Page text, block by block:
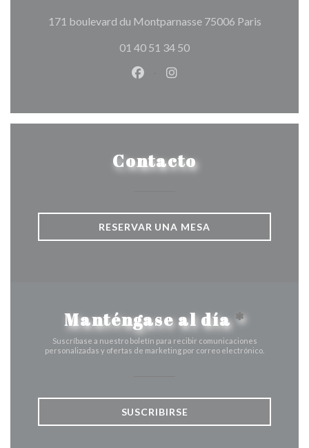
171 boulevard du Montparnasse 75006 Paris((abre en
01 40 51 34 50
Facebook ((abre en una nueva
Instagram ((abre en una
Contacto
RESERVAR UNA MESA
Manténgase al día*
Suscríbase a nuestro boletín para recibir comunicaciones
personalizadas y ofertas de marketing por correo electrónico.
SUSCRIBIRSE